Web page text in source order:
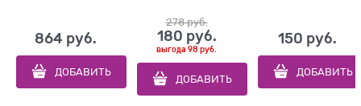
864 руб.
ДОБАВИТЬ
278 руб.
180 руб.
выгода98 руб.
ДОБАВИТЬ
150 руб.
ДОБАВИТЬ